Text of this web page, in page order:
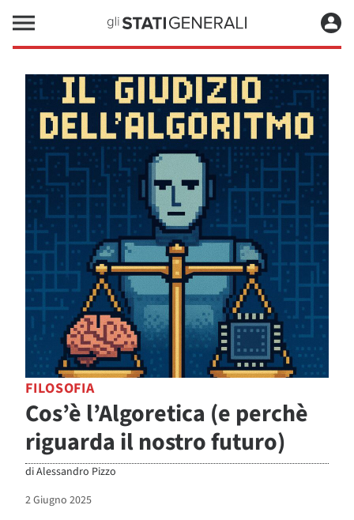
FILOSOFIA
Cos’è l’Algoretica (e perchè
riguarda il nostro futuro)
diAlessandro Pizzo
2 Giugno 2025